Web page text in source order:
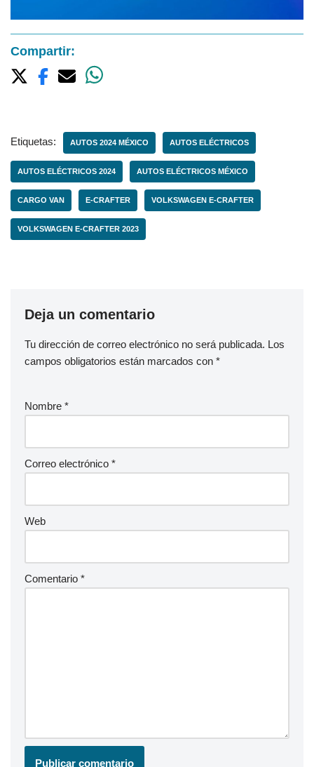
Compartir:
Etiquetas: AUTOS 2024 MÉXICO AUTOS ELÉCTRICOS
AUTOS ELÉCTRICOS 2024 AUTOS ELÉCTRICOS MÉXICO
CARGO VAN E-CRAFTER VOLKSWAGEN E-CRAFTER
VOLKSWAGEN E-CRAFTER 2023
Deja un comentario
Tu dirección de correo electrónico no será publicada. Los
campos obligatorios están marcados con *
Nombre *
Correo electrónico *
Web
Comentario *